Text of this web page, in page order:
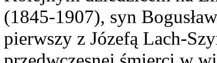
(1845-1907), syn
pierwszy z Józefą Lach-